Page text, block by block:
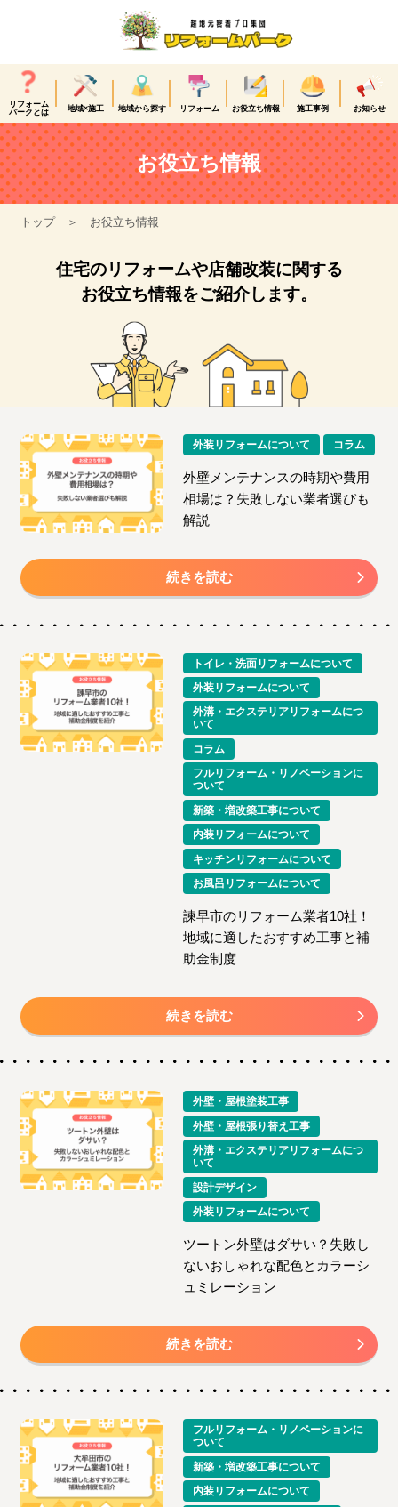
リフォーム
パークとは
地域×施工 地域から探す リフォーム お役立ち情報 施工事例 お知らせ
お役立ち情報
トップ お役立ち情報
住宅のリフォームや店舗改装に関する
お役立ち情報をご紹介します。
外装リフォームについて コラム
外壁メンテナンスの時期や費用
相場は？失敗しない業者選びも
解説
続きを読む
トイレ・洗面リフォームについて
外装リフォームについて
外溝・エクステリアリフォームにつ
いて
コラム
フルリフォーム・リノベーションに
ついて
新築・増改築工事について
内装リフォームについて
キッチンリフォームについて
お風呂リフォームについて
諫早市のリフォーム業者10社！
地域に適したおすすめ工事と補
助金制度
続きを読む
外壁・屋根塗装工事
外壁・屋根張り替え工事
外溝・エクステリアリフォームにつ
いて
設計デザイン
外装リフォームについて
ツートン外壁はダサい？失敗し
ないおしゃれな配色とカラーシ
ュミレーション
続きを読む
フルリフォーム・リノベーションに
ついて
新築・増改築工事について
内装リフォームについて